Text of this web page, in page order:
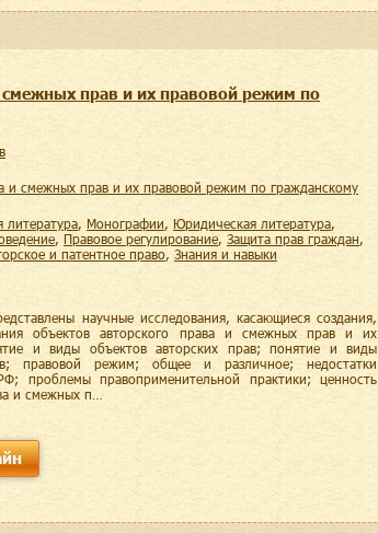
смежных прав и их правовой режим по
литература, монографии, юридическая литература,
, правовое регулирование, защита прав граждан,
и патентное право, знания и навыки
научные исследования, касающиеся создания,
объектов авторского права и смежных прав и их
и виды объектов авторских прав; понятие и виды
правовой режим; общее и различное; недостатки
проблемы правоприменительной практики; ценность
и смежных п…